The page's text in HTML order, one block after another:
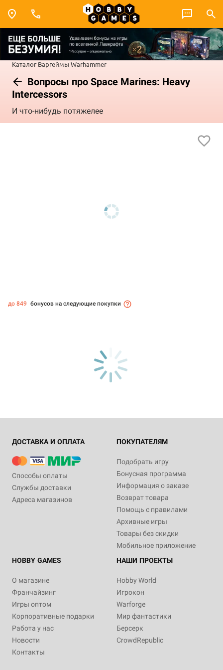
Каталог Варгеймы Warhammer
Вопросы про Space Marines: Heavy
Intercessors
И что-нибудь потяжелее
до 849 бонусов на следующие покупки
ДОСТАВКА И ОПЛАТА
Способы оплаты
Службы доставки
Адреса магазинов
ПОКУПАТЕЛЯМ
Подобрать игру
Бонусная программа
Информация о заказе
Возврат товара
Помощь с правилами
Архивные игры
Товары без скидки
Мобильное приложение
HOBBY GAMES
О магазине
Франчайзинг
Игры оптом
Корпоративные подарки
Работа у нас
Новости
Контакты
НАШИ ПРОЕКТЫ
Hobby World
Игрокон
Warforge
Мир фантастики
Берсерк
CrowdRepublic